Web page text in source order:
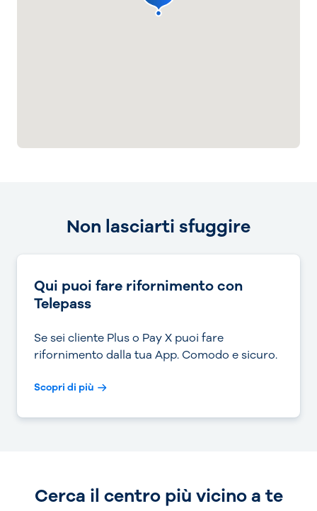
Non lasciarti sfuggire
Qui puoi fare rifornimento con
Telepass
Se sei cliente Plus o Pay X puoi fare
rifornimento dalla tua App. Comodo e sicuro.
Scopri di più
Cerca il centro più vicino a te